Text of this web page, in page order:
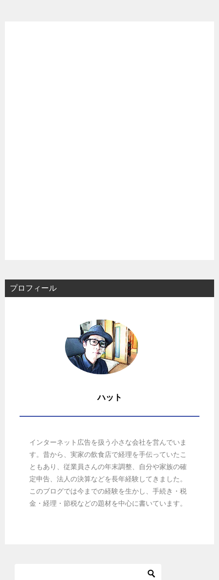
プロフィール
ハット
インターネット広告を扱う小さな会社を営んでいま
す。昔から、実家の飲食店で経理を手伝っていたこ
ともあり、従業員さんの年末調整、自分や家族の確
定申告、法人の決算などを長年経験してきました。
このブログでは今までの経験を生かし、手続き・税
金・経理・節税などの題材を中心に書いています。